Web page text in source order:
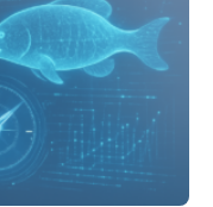
und interpretiert sie
aus hydrothermalen
Ozeanbecken